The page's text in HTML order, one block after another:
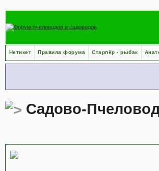
Нетикет Правила форума Старпёр - рыбак
Садово-